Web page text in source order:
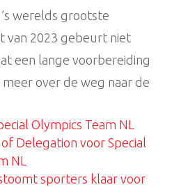
werelds grootste
van 2023 gebeurt niet
een lange voorbereiding
meer over de weg naar de
Olympics Team NL
Delegation voor Special
NL
sporters klaar voor